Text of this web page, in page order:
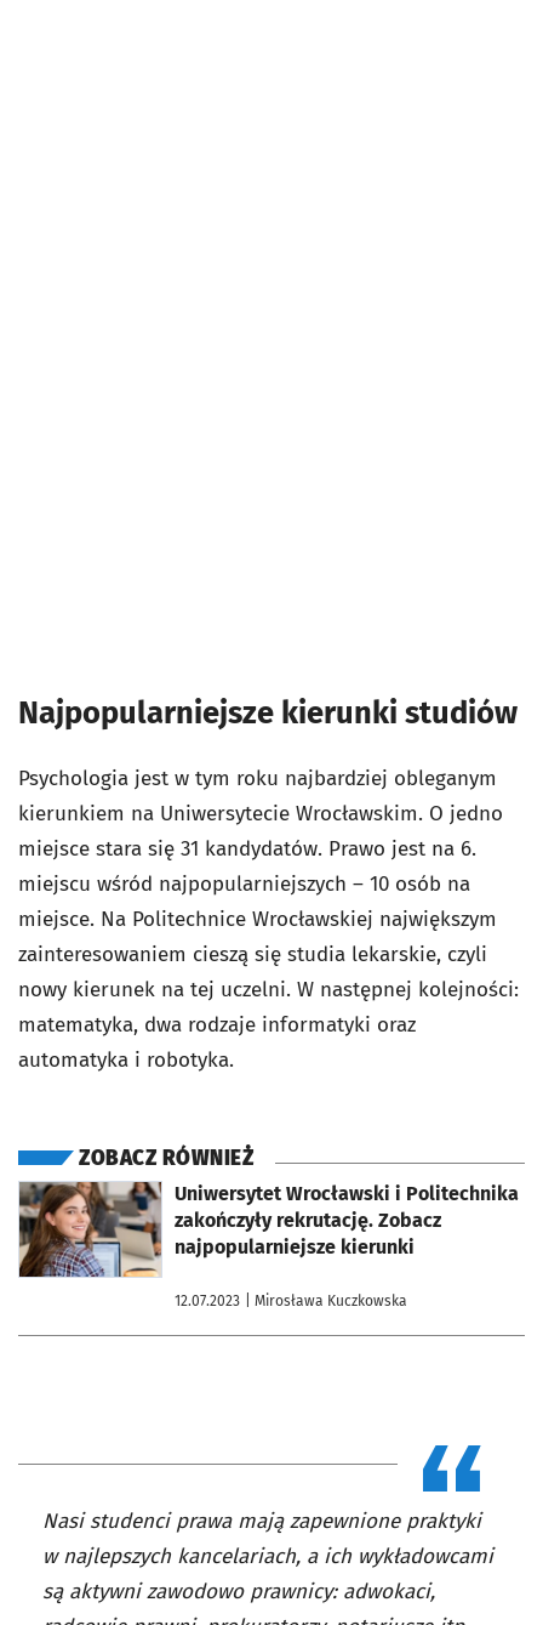
Najpopularniejsze kierunki studiów
Psychologia jest w tym roku najbardziej obleganym
kierunkiem na Uniwersytecie Wrocławskim. O jedno
miejsce stara się 31 kandydatów. Prawo jest na 6.
miejscu wśród najpopularniejszych – 10 osób na
miejsce. Na Politechnice Wrocławskiej największym
zainteresowaniem cieszą się studia lekarskie, czyli
nowy kierunek na tej uczelni. W następnej kolejności:
matematyka, dwa rodzaje informatyki oraz
automatyka i robotyka.
ZOBACZ RÓWNIEŻ
Uniwersytet Wrocławski i Politechnika
zakończyły rekrutację. Zobacz
najpopularniejsze kierunki
12.07.2023 | Mirosława Kuczkowska
otworzy się w nowej karcie
Nasi studenci prawa mają zapewnione praktyki
w najlepszych kancelariach, a ich wykładowcami
są aktywni zawodowo prawnicy: adwokaci,